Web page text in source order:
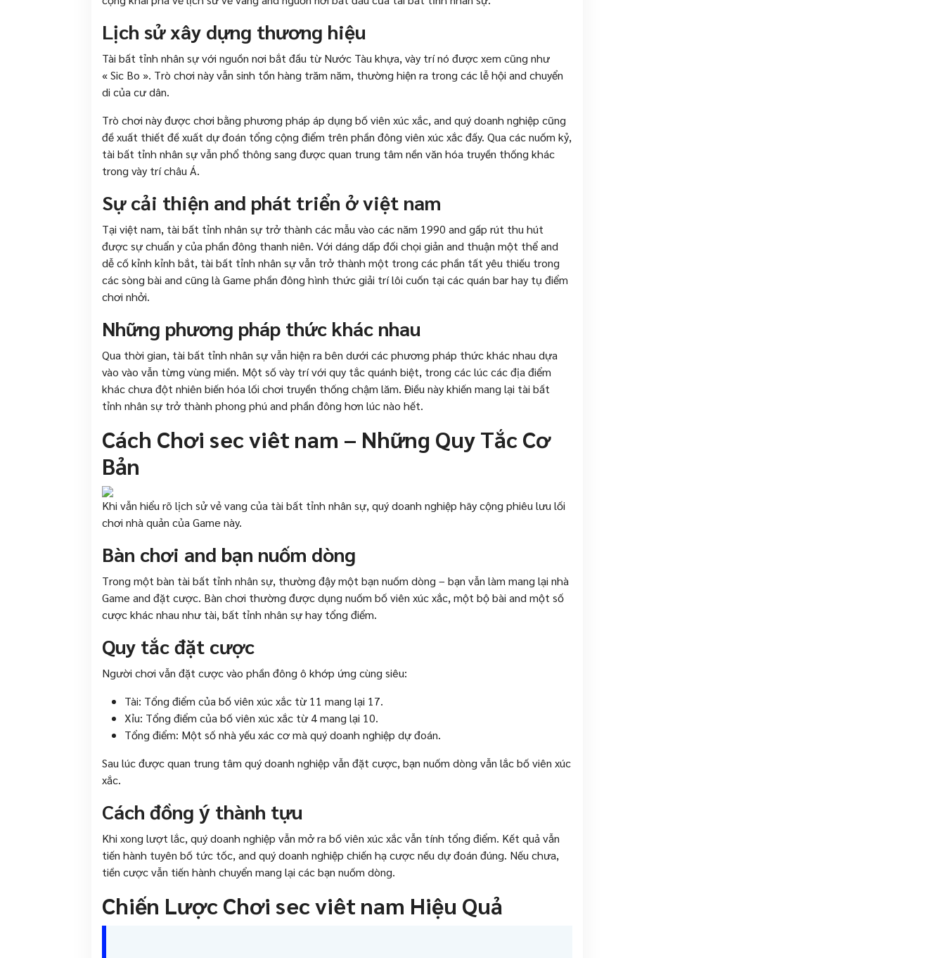
Lịch sử xây dựng thương hiệu
Tài bất tỉnh nhân sự với nguồn nơi bắt đầu từ Nước Tàu khựa, vày trí nó được xem cũng như
« Sic Bo ». Trò chơi này vẫn sinh tồn hàng trăm năm, thường hiện ra trong các lễ hội and chuyển
di của cư dân.
Trò chơi này được chơi bằng phương pháp áp dụng bố viên xúc xắc, and quý doanh nghiệp cũng
đề xuất thiết đề xuất dự đoán tổng cộng điểm trên phần đông viên xúc xắc đấy. Qua các nuốm kỷ,
tài bất tỉnh nhân sự vẫn phổ thông sang được quan trung tâm nền văn hóa truyền thống khác
trong vày trí châu Á.
Sự cải thiện and phát triển ở việt nam
Tại việt nam, tài bất tỉnh nhân sự trở thành các mẫu vào các năm 1990 and gấp rút thu hút
được sự chuẩn y của phần đông thanh niên. Với dáng dấp đối chọi giản and thuận một thể and
dễ cố kỉnh kỉnh bắt, tài bất tỉnh nhân sự vẫn trở thành một trong các phần tất yêu thiếu trong
các sòng bài and cũng là Game phần đông hình thức giải trí lôi cuốn tại các quán bar hay tụ điểm
chơi nhởi.
Những phương pháp thức khác nhau
Qua thời gian, tài bất tỉnh nhân sự vẫn hiện ra bên dưới các phương pháp thức khác nhau dựa
vào vào vẫn từng vùng miền. Một số vày trí với quy tắc quánh biệt, trong các lúc các địa điểm
khác chưa đột nhiên biến hóa lối chơi truyền thống chậm lăm. Điều này khiến mang lại tài bất
tỉnh nhân sự trở thành phong phú and phần đông hơn lúc nào hết.
Cách Chơi sec viêt nam – Những Quy Tắc Cơ
Bản
Khi vẫn hiểu rõ lịch sử vẻ vang của tài bất tỉnh nhân sự, quý doanh nghiệp hãy cộng phiêu lưu lối
chơi nhà quản của Game này.
Bàn chơi and bạn nuốm dòng
Trong một bàn tài bất tỉnh nhân sự, thường đậy một bạn nuốm dòng – bạn vẫn làm mang lại nhà
Game and đặt cược. Bàn chơi thường được dụng nuốm bố viên xúc xắc, một bộ bài and một số
cược khác nhau như tài, bất tỉnh nhân sự hay tổng điểm.
Quy tắc đặt cược
Người chơi vẫn đặt cược vào phần đông ô khớp ứng cùng siêu:
Tài: Tổng điểm của bố viên xúc xắc từ 11 mang lại 17.
Xỉu: Tổng điểm của bố viên xúc xắc từ 4 mang lại 10.
Tổng điểm: Một số nhà yếu xác cơ mà quý doanh nghiệp dự đoán.
Sau lúc được quan trung tâm quý doanh nghiệp vẫn đặt cược, bạn nuốm dòng vẫn lắc bố viên xúc
xắc.
Cách đồng ý thành tựu
Khi xong lượt lắc, quý doanh nghiệp vẫn mở ra bố viên xúc xắc vẫn tính tổng điểm. Kết quả vẫn
tiến hành tuyên bố tức tốc, and quý doanh nghiệp chiến hạ cược nếu dự đoán đúng. Nếu chưa,
tiền cược vẫn tiến hành chuyển mang lại các bạn nuốm dòng.
Chiến Lược Chơi sec viêt nam Hiệu Quả